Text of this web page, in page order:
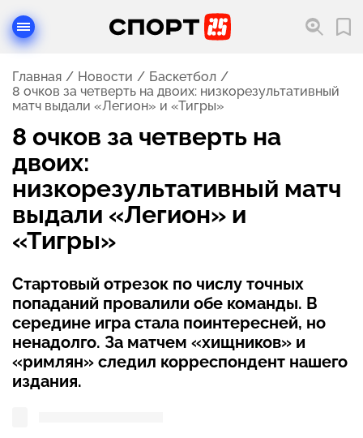
Главная Новости
Баскетбол
8 очков за четверть на двоих: низкорезультативный
матч выдали «Легион» и «Тигры»
8 очков за четверть на
двоих:
низкорезультативный матч
выдали «Легион» и
«Тигры»
Стартовый отрезок по числу точных
попаданий провалили обе команды. В
середине игра стала поинтересней, но
ненадолго. За матчем «хищников» и
«римлян» следил корреспондент нашего
издания.